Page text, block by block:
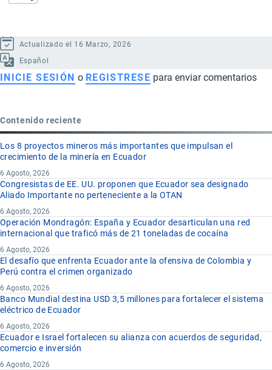
Actualizado el 16 Marzo, 2026
Español
INICIE SESIÓN o REGISTRESE para enviar comentarios
Contenido reciente
Los 8 proyectos mineros más importantes que impulsan el
crecimiento de la minería en Ecuador
6 Agosto, 2026
Congresistas de EE. UU. proponen que Ecuador sea designado
Aliado Importante no perteneciente a la OTAN
6 Agosto, 2026
Operación Mondragón: España y Ecuador desarticulan una red
internacional que traficó más de 21 toneladas de cocaína
6 Agosto, 2026
El desafío que enfrenta Ecuador ante la ofensiva de Colombia y
Perú contra el crimen organizado
6 Agosto, 2026
Banco Mundial destina USD 3,5 millones para fortalecer el sistema
eléctrico de Ecuador
6 Agosto, 2026
Ecuador e Israel fortalecen su alianza con acuerdos de seguridad,
comercio e inversión
6 Agosto, 2026